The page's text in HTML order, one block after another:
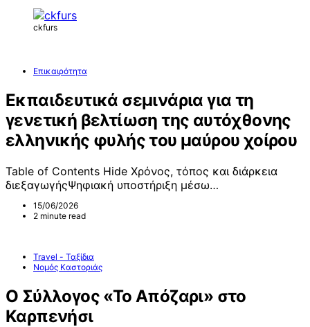
ckfurs
Επικαιρότητα
Εκπαιδευτικά σεμινάρια για τη
γενετική βελτίωση της αυτόχθονης
ελληνικής φυλής του μαύρου χοίρου
Table of Contents Hide Χρόνος, τόπος και διάρκεια
διεξαγωγήςΨηφιακή υποστήριξη μέσω…
15/06/2026
2 minute read
Travel - Ταξίδια
Νομός Καστοριάς
Ο Σύλλογος «Το Απόζαρι» στο
Καρπενήσι